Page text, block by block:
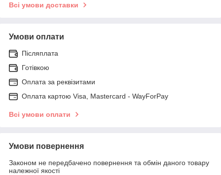
Всі умови доставки
Умови оплати
Післяплата
Готівкою
Оплата за реквізитами
Оплата картою Visa, Mastercard - WayForPay
Всі умови оплати
Умови повернення
Законом не передбачено повернення та обмін даного товару
належної якості